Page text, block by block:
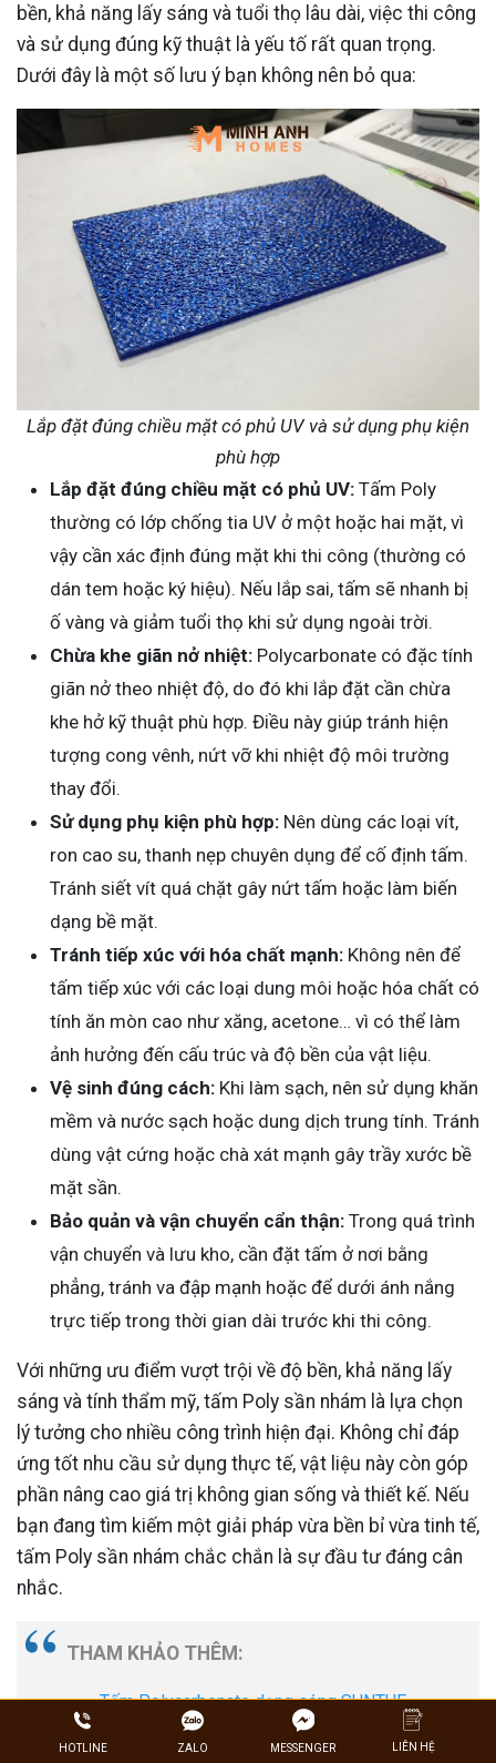
bền, khả năng lấy sáng và tuổi thọ lâu dài, việc thi công
và sử dụng đúng kỹ thuật là yếu tố rất quan trọng.
Dưới đây là một số lưu ý bạn không nên bỏ qua:
Lắp đặt đúng chiều mặt có phủ UV và sử dụng phụ kiện
phù hợp
Lắp đặt đúng chiều mặt có phủ UV: Tấm Poly
thường có lớp chống tia UV ở một hoặc hai mặt, vì
vậy cần xác định đúng mặt khi thi công (thường có
dán tem hoặc ký hiệu). Nếu lắp sai, tấm sẽ nhanh bị
ố vàng và giảm tuổi thọ khi sử dụng ngoài trời.
Chừa khe giãn nở nhiệt: Polycarbonate có đặc tính
giãn nở theo nhiệt độ, do đó khi lắp đặt cần chừa
khe hở kỹ thuật phù hợp. Điều này giúp tránh hiện
tượng cong vênh, nứt vỡ khi nhiệt độ môi trường
thay đổi.
Sử dụng phụ kiện phù hợp: Nên dùng các loại vít,
ron cao su, thanh nẹp chuyên dụng để cố định tấm.
Tránh siết vít quá chặt gây nứt tấm hoặc làm biến
dạng bề mặt.
Tránh tiếp xúc với hóa chất mạnh: Không nên để
tấm tiếp xúc với các loại dung môi hoặc hóa chất có
tính ăn mòn cao như xăng, acetone… vì có thể làm
ảnh hưởng đến cấu trúc và độ bền của vật liệu.
Vệ sinh đúng cách: Khi làm sạch, nên sử dụng khăn
mềm và nước sạch hoặc dung dịch trung tính. Tránh
dùng vật cứng hoặc chà xát mạnh gây trầy xước bề
mặt sần.
Bảo quản và vận chuyển cẩn thận: Trong quá trình
vận chuyển và lưu kho, cần đặt tấm ở nơi bằng
phẳng, tránh va đập mạnh hoặc để dưới ánh nắng
trực tiếp trong thời gian dài trước khi thi công.
Với những ưu điểm vượt trội về độ bền, khả năng lấy
sáng và tính thẩm mỹ, tấm Poly sần nhám là lựa chọn
lý tưởng cho nhiều công trình hiện đại. Không chỉ đáp
ứng tốt nhu cầu sử dụng thực tế, vật liệu này còn góp
phần nâng cao giá trị không gian sống và thiết kế. Nếu
bạn đang tìm kiếm một giải pháp vừa bền bỉ vừa tinh tế,
tấm Poly sần nhám chắc chắn là sự đầu tư đáng cân
nhắc.
THAM KHẢO THÊM:
Tấm Polycarbonate dạng sóng SUNTUF
Tấm Poly Smart
HOTLINE ZALO MESSENGER LIÊN HỆ